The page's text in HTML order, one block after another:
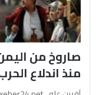
صاروخ من
منذ اندلاع